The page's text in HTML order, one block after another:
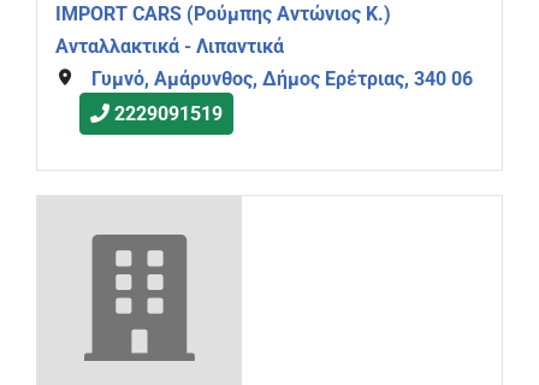
IMPORT CARS (Ρούμπης Αντώνιος Κ.)
Ανταλλακτικά - Λιπαντικά
Γυμνό, Αμάρυνθος, Δήμος Ερέτριας, 340 06
2229091519